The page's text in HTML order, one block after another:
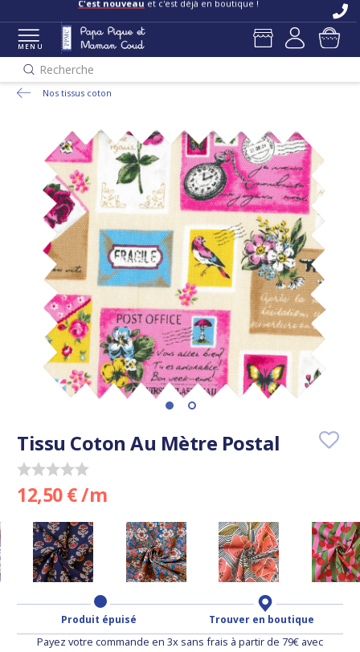
C'est nouveau et c'est déjà en boutique !
MENU
Recherche
Nos tissus coton
Tissu Coton Au Mètre Postal
12,50 € /m
Produit épuisé Trouver en boutique
Payez votre commande en 3x sans frais à partir de 79€ avec